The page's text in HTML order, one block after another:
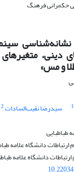
دینی،
و مس»
1 سیدرضا نقیب‌السادات2
طباطبایی
دانشگاه علامه
دانشگاه علامه